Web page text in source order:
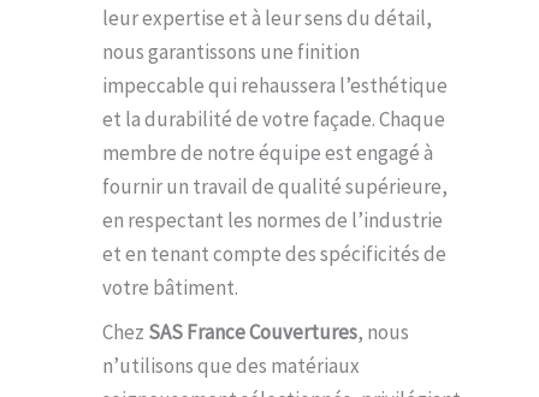
leur expertise et à leur sens du détail,
nous garantissons une finition
impeccable qui rehaussera l’esthétique
et la durabilité de votre façade. Chaque
membre de notre équipe est engagé à
fournir un travail de qualité supérieure,
en respectant les normes de l’industrie
et en tenant compte des spécificités de
votre bâtiment.
Chez SAS France Couvertures, nous
n’utilisons que des matériaux